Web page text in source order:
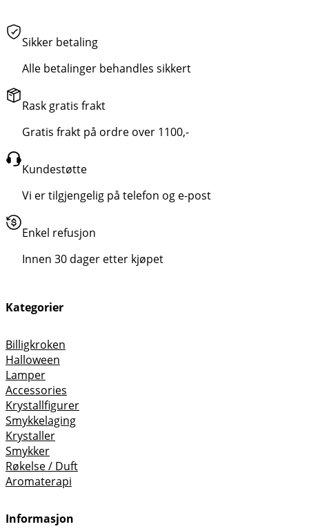
Sikker betaling
Alle betalinger behandles sikkert
Rask gratis frakt
Gratis frakt på ordre over 1100,-
Kundestøtte
Vi er tilgjengelig på telefon og e-post
Enkel refusjon
Innen 30 dager etter kjøpet
Kategorier
Billigkroken
Halloween
Lamper
Accessories
Krystallfigurer
Smykkelaging
Krystaller
Smykker
Røkelse / Duft
Aromaterapi
Informasjon